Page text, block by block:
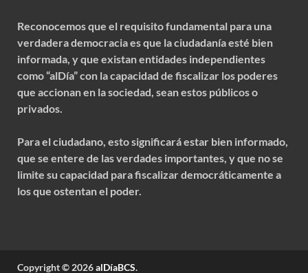
Reconocemos que el requisito fundamental para una
verdadera democracia es que la ciudadanía esté bien
informada, y que existan entidades independientes
como “alDía” con la capacidad de fiscalizar los poderes
que accionan en la sociedad, sean estos públicos o
privados.
Para el ciudadano, esto significará estar bien informado,
que se entere de las verdades importantes, y que no se
limite su capacidad para fiscalizar democráticamente a
los que ostentan el poder.
Copyright © 2026alDíaBCS.